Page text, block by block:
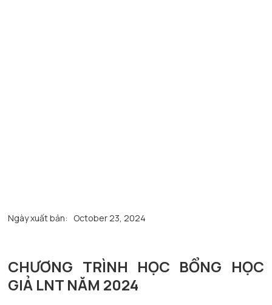
Ngày xuất bản: October 23, 2024
CHƯƠNG TRÌNH HỌC BỔNG HỌC
GIẢ LNT NĂM 2024